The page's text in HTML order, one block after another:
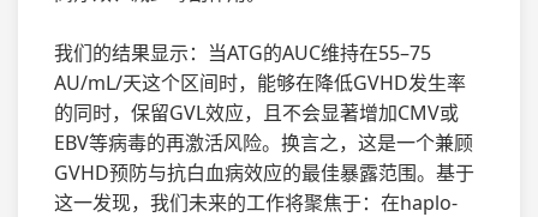
我们的结果显示：当ATG的AUC维持在55–75
AU/mL/天这个区间时，能够在降低GVHD发生率
的同时，保留GVL效应，且不会显著增加CMV或
EBV等病毒的再激活风险。换言之，这是一个兼顾
GVHD预防与抗白血病效应的最佳暴露范围。基于
这一发现，我们未来的工作将聚焦于：在haplo-